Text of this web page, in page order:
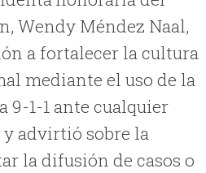
Wendy Méndez Naal,
a fortalecer la cultura
mediante el uso de la
9-1-1 ante cualquier
advirtió sobre la
la difusión de casos o